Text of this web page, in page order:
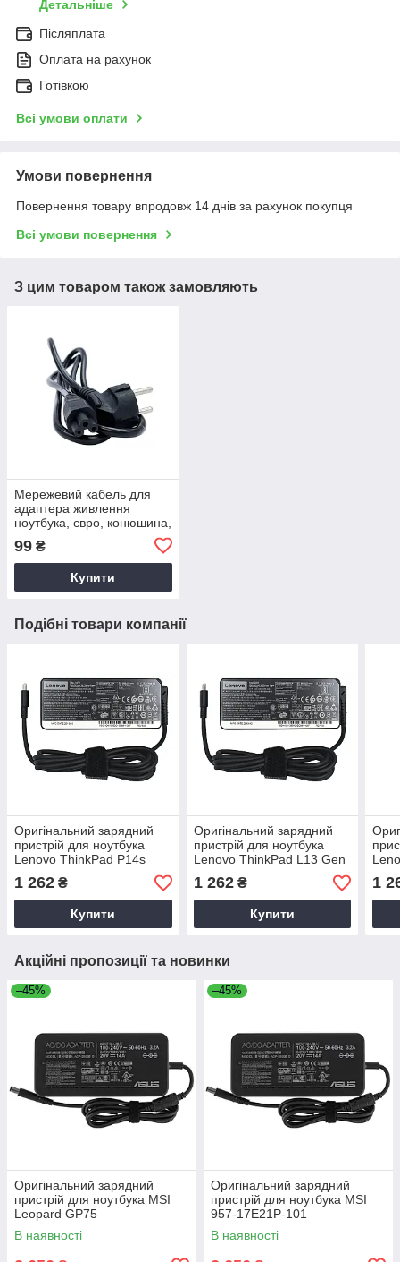
Детальніше
Післяплата
Оплата на рахунок
Готівкою
Всі умови оплати
Умови повернення
Повернення товару впродовж 14 днів за рахунок покупця
Всі умови повернення
З цим товаром також замовляють
Мережевий кабель для
адаптера живлення
ноутбука, євро, конюшина,
99 ₴
Купити
Подібні товари компанії
Оригінальний зарядний
пристрій для ноутбука
Lenovo ThinkPad P14s
Gen 2
1 262 ₴
Купити
Оригінальний зарядний
пристрій для ноутбука
Lenovo ThinkPad L13 Gen
3
1 262₴
Купити
4
1
Акційні пропозиції та новинки
–45%
Оригінальний зарядний
пристрій для ноутбука MSI
Leopard GP75
В наявності
–45%
Оригінальний зарядний
пристрій для ноутбука MSI
957-17E21P-101
В наявності